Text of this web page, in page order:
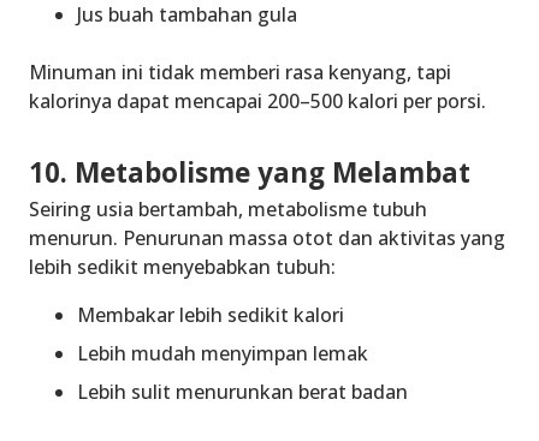
Jus buah tambahan gula
Minuman ini tidak memberi rasa kenyang, tapi
kalorinya dapat mencapai 200–500 kalori per porsi.
10. Metabolisme yang Melambat
Seiring usia bertambah, metabolisme tubuh
menurun. Penurunan massa otot dan aktivitas yang
lebih sedikit menyebabkan tubuh:
Membakar lebih sedikit kalori
Lebih mudah menyimpan lemak
Lebih sulit menurunkan berat badan